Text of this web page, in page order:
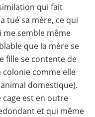
qui fait
tué sa mère, ce qui
me semble même
que la mère se
fille se contente de
comme elle
domestique).
est en outre
et qui même